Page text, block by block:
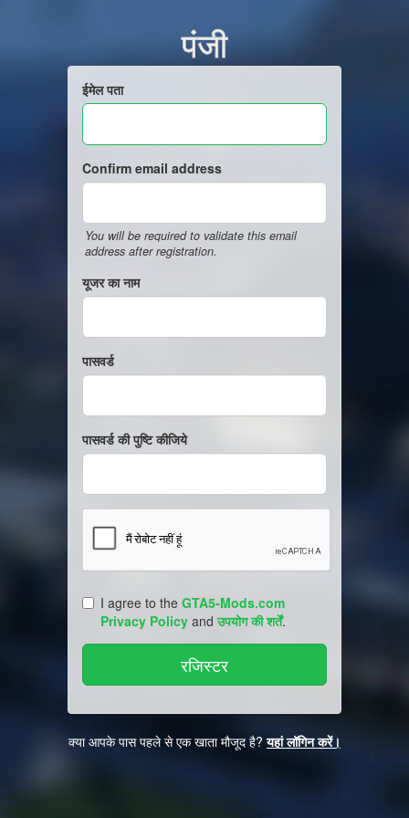
पंजी
ईमेल पता
Confirm email address
You will be required to validate this email
address after registration.
यूजर का नाम
पासवर्ड
पासवर्ड की पुष्टि कीजिये
I agree to the GTA5-Mods.com
Privacy Policy andउपयोग की शर्तें.
क्या आपके पास पहले से एक खाता मौजूद है?यहां लॉगिन करें।